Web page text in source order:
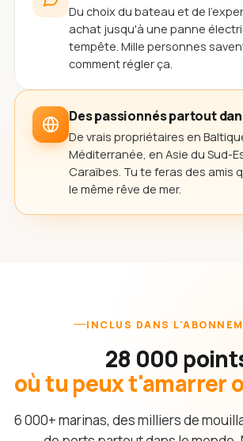
Du choix du bateau et de
achat jusqu'à une panne
tempête. Mille personnes
comment régler ça.
Des passionnés partout
De vrais propriétaires en
Méditerranée, en Asie du Sud-
Caraïbes. Tu te feras des amis
le même rêve de mer.
INCLUS DANS
28 000
où tu peux t'amarrer
6 000+ marinas, des milliers de